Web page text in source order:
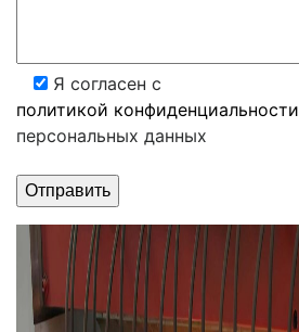
Я согласен с
политикой конфиденциальности
персональных данных